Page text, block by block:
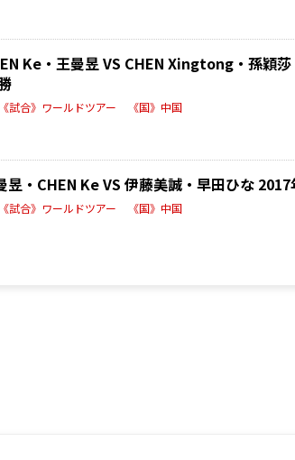
Ke・王曼昱 VS CHEN Xingtong・孫穎
《試合》ワールドツアー
《国》中国
昱・CHEN Ke VS 伊藤美誠・早田ひな
《試合》ワールドツアー 《国》中国